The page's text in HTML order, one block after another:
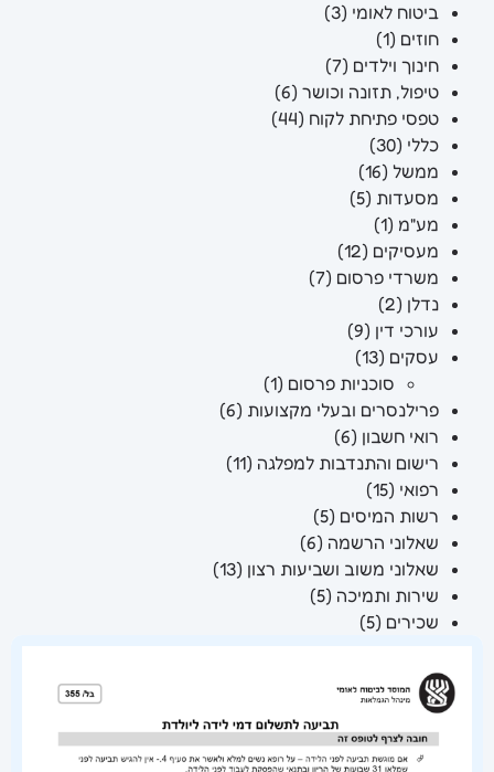
ביטוח לאומי (3)
חוזים (1)
חינוך וילדים (7)
טיפול, תזונה וכושר (6)
טפסי פתיחת לקוח (44)
כללי (30)
ממשל (16)
מסעדות (5)
מע"מ (1)
מעסיקים (12)
משרדי פרסום (7)
נדלן (2)
עורכי דין (9)
עסקים (13)
סוכניות פרסום (1)
פרילנסרים ובעלי מקצועות (6)
רואי חשבון (6)
רישום והתנדבות למפלגה (11)
רפואי (15)
רשות המיסים (5)
שאלוני הרשמה (6)
שאלוני משוב ושביעות רצון (13)
שירות ותמיכה (5)
שכירים (5)